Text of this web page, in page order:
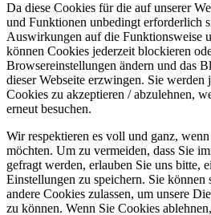
Da diese Cookies für die auf unserer
und Funktionen unbedingt erforderlich
Auswirkungen auf die Funktionsweise
können Cookies jederzeit blockieren
Browsereinstellungen ändern und das
dieser Webseite erzwingen. Sie werden
Cookies zu akzeptieren / abzulehnen,
erneut besuchen.
Wir respektieren es voll und ganz,
möchten. Um zu vermeiden, dass Sie
gefragt werden, erlauben Sie uns bitte,
Einstellungen zu speichern. Sie können
andere Cookies zulassen, um unsere
zu können. Wenn Sie Cookies